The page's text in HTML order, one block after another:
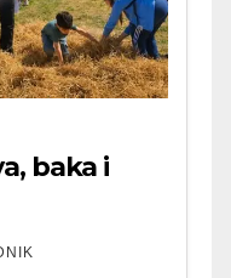
baka i